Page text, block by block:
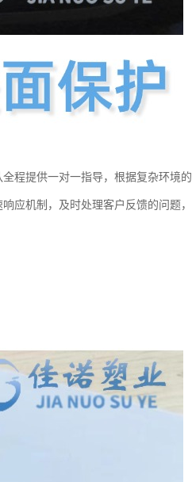
程提供一对一指导，根据复杂环境的
应机制，及时处理客户反馈的问题，